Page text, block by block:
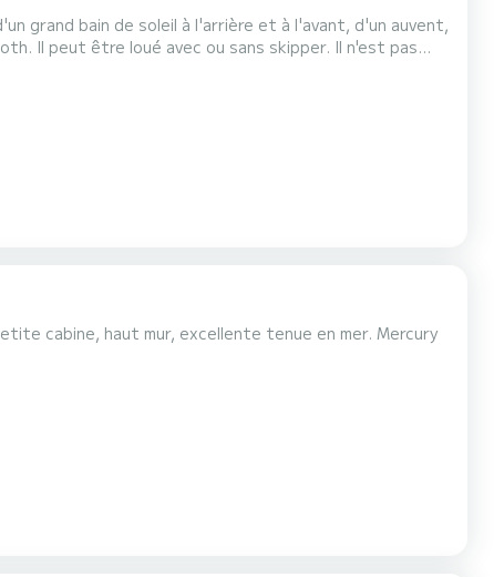
grand bain de soleil à l'arrière et à l'avant, d'un auvent,
Il peut être loué avec ou sans skipper. Il n'est pas
cabine, haut mur, excellente tenue en mer. Mercury